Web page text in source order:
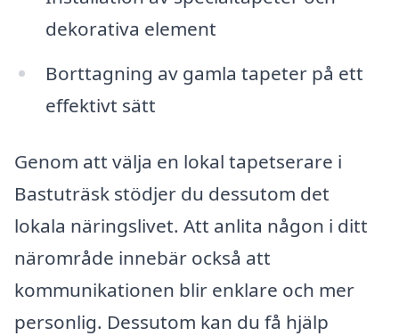
dekorativa element
Borttagning av gamla tapeter på ett
effektivt sätt
Genom att välja en lokal tapetserare i
Bastuträsk stödjer du dessutom det
lokala näringslivet. Att anlita någon i ditt
närområde innebär också att
kommunikationen blir enklare och mer
personlig. Dessutom kan du få hjälp